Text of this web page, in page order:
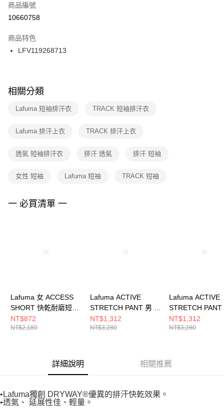
【「AFTEE先享後付」結帳流程】
１．於結帳方式選擇「AFTEE先享後付」後，將跳轉至「AFTEE先享後付」
２．訂單成立數日內，您將收到繳費通知簡訊。
３．收到繳費通知簡訊後14天內，點擊此簡訊中的連結，可透過四大超商／
ATM／網路銀行／等多元方式進行付款，方視為交易完成。
※ 交易是否成功請以「AFTEE先享後付 」之結帳頁面顯示為準，若有關於
是否繳費成功／繳費後需取消欲退款等相關疑問，請聯繫「AFTEE先享後付
客戶支援中心」https://netprotections.freshdesk.com/support/home
１．透過由恩沛科技股份有限公司提供之「AFTEE先享後付」服務完成之交
權轉讓予恩沛科技股份有限公司。
３．未成年的使用者請事先徵得法定代理人或監護人之同意方可使用
４．使用「AFTEE先享後付」時，將依據個別帳號之用戶狀況，依本公司即
宅配
每筆NT$100，滿NT$1,500(含以上)免運費
付款後門市自取
每筆NT$100，滿NT$1,500(含以上)免運費
商品編號
10660758
商品特色
LFV119268713
相關分類
Lafuma 短袖排汗衣 TRACK 短袖排汗衣
Lafuma 排汗上衣 TRACK 排汗上衣
透氣 短袖排汗衣 排汗 透氣 排汗 短袖
女性 短袖 Lafuma 短袖 TRACK 短袖
一 必買清單 一
Lafuma 女 ACCESS
SHORT 快乾耐磨短褲
LFV124567523
NT$872
NT$2,180
Lafuma ACTIVE
STRETCH PANT 男 快
乾長褲
LFV122867523
NT$1,312
NT$3,280
Lafuma ACTIVE
STRETCH PANT
乾長褲
LFV122917523
NT$1,312
NT$3,280
詳細說明 相關推薦
•Lafuma獨創 DRYWAY®優異的排汗快乾效果。
•透氣、 延展性佳、輕量。